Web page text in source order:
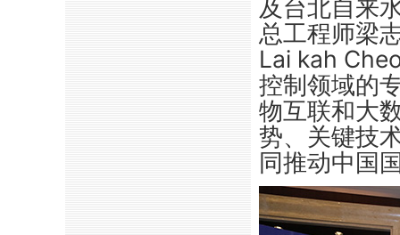
及台北自来
总工程师梁
Lai kah
控制领域的
物互联和大
势、关键技
同推动中国